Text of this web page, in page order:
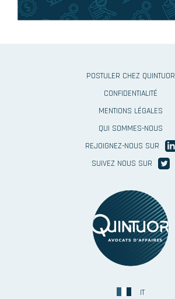
IT
POSTULER CHEZ QUINTUOR
CONFIDENTIALITÉ
MENTIONS LÉGALES
QUI SOMMES-NOUS
REJOIGNEZ-NOUS SUR
SUIVEZ NOUS SUR